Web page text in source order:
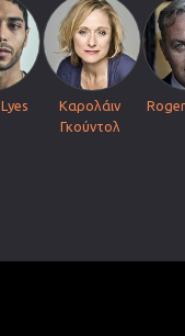
Καρολάιν
Γκούντολ